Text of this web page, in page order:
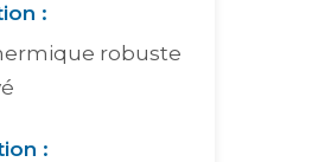
:
robuste
: